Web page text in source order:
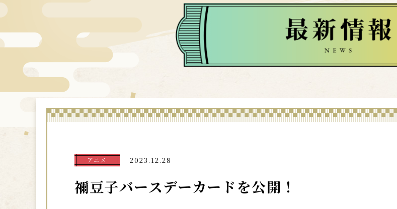
アニメ 2023.12.28
禰󠄀豆子バースデーカードを公開！